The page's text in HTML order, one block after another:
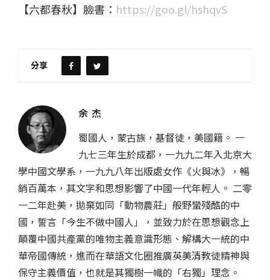
【六都春秋】臉書： https://goo.gl/hshqvS
分享
余 杰
蜀國人，蒙古族，基督徒，美國籍。 一
九七三年生於成都，一九九二年入北京大
學中國文學系，一九九八年出版處女作《火與冰》，暢
銷百萬本，其文字和思想影響了中國一代年輕人。 二零
一二年赴美，拋棄如同「動物農莊」般野蠻殘酷的中
國，誓言「今生不做中國人」，並致力於在思想觀念上
顛覆中國共產黨的唯物主義意識形態、解構大一統的中
華帝國傳統，進而在華語文化圈推廣英美清教徒精神與
保守主義價值，也就是其獨樹一幟的「右獨」理念。